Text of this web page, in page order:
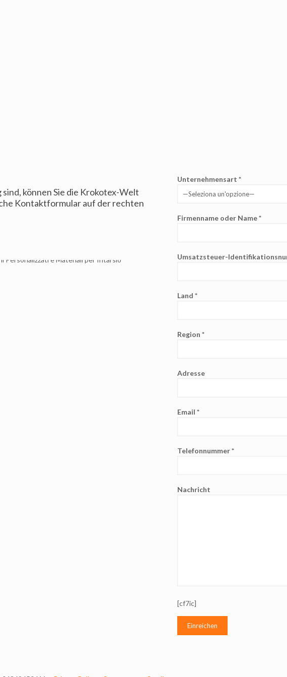
können Sie die Krokotex-Welt
Kontaktformular auf der rechten
Unternehmensart *
Firmenname oder Name *
Umsatzsteuer-
Land *
Region *
Adresse
Email *
Telefonnummer *
Nachricht
[cf7ic]